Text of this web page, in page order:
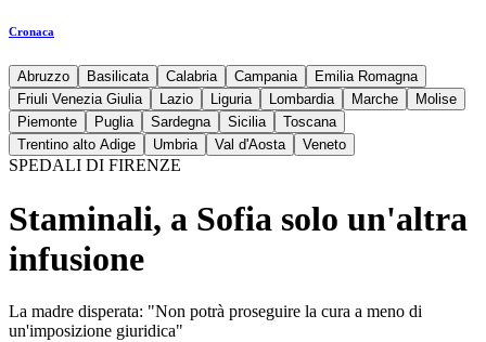
Cronaca
Abruzzo Basilicata Calabria Campania
Emilia Romagna
Friuli Venezia Giulia
Lazio Liguria Lombardia Marche
Molise
Piemonte
Puglia Sardegna Sicilia
Toscana
Trentino alto Adige
Umbria Val d'Aosta Veneto
SPEDALI DI FIRENZE
Staminali, a Sofia solo un'altra
infusione
La madre disperata: "Non potrà proseguire la cura a meno di
un'imposizione giuridica"